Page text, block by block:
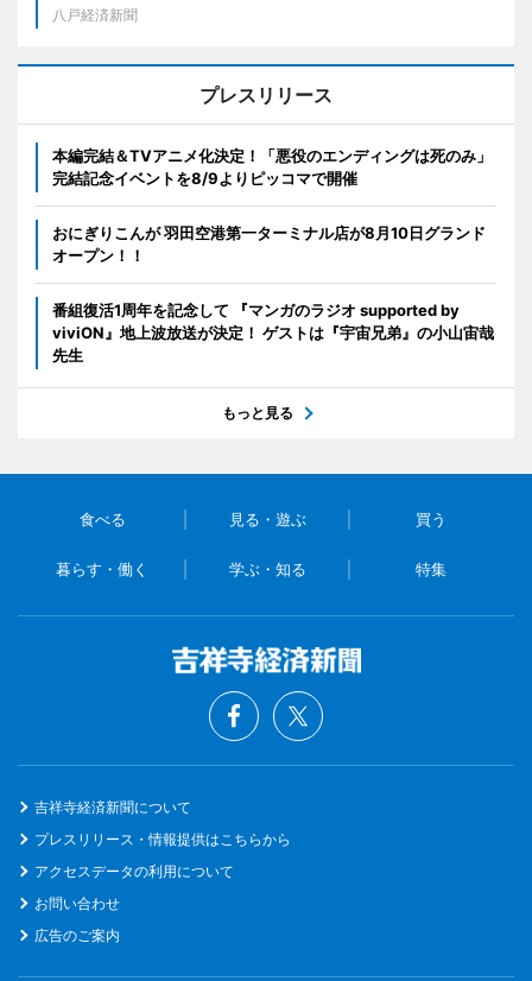
八戸経済新聞
プレスリリース
本編完結＆TVアニメ化決定！「悪役のエンディングは死のみ」
完結記念イベントを8/9よりピッコマで開催
おにぎりこんが 羽田空港第一ターミナル店が8月10日グランド
オープン！！
番組復活1周年を記念して 『マンガのラジオ supported by
viviON』地上波放送が決定！ ゲストは『宇宙兄弟』の小山宙哉
先生
もっと見る
食べる 見る・遊ぶ 買う
暮らす・働く 学ぶ・知る 特集
吉祥寺経済新聞について
プレスリリース・情報提供はこちらから
アクセスデータの利用について
お問い合わせ
広告のご案内